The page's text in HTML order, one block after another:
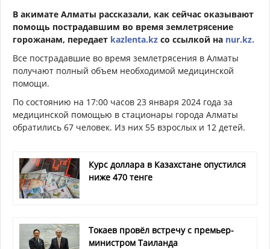
В акимате Алматы рассказали, как сейчас оказывают
помощь пострадавшим во время землетрясение
горожанам, передает kazlenta.kz со ссылкой на nur.kz.
Все пострадавшие во время землетрясения в Алматы
получают полный объем необходимой медицинской
помощи.
По состоянию на 17:00 часов 23 января 2024 года за
медицинской помощью в стационары города Алматы
обратились 67 человек. Из них 55 взрослых и 12 детей.
Курс доллара в Казахстане опустился
ниже 470 тенге
Токаев провёл встречу с премьер-
министром Таиланда